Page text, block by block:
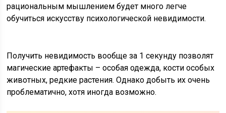
рациональным мышлением будет много легче
обучиться искусству психологической невидимости.
Получить невидимость вообще за 1 секунду позволят
магические артефакты – особая одежда, кости особых
животных, редкие растения. Однако добыть их очень
проблематично, хотя иногда возможно.